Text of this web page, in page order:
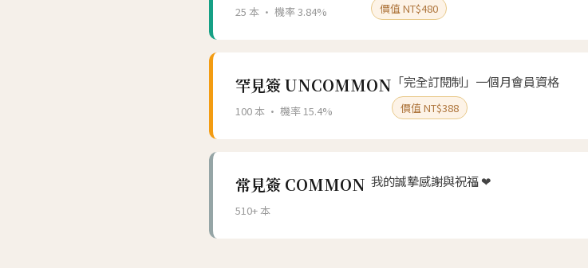
25 本 · 機率 3.84% 價值 NT$480
罕見簽 UNCOMMON
100 本 · 機率 15.4%
「完全訂閱制」一個月會員資格
價值 NT$388
常見簽 COMMON
510+ 本
我的誠摯感謝與祝福 ❤